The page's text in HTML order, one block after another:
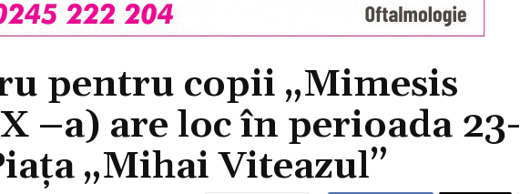
pentru copii „Mimesis
–a) are loc în perioada 23-
„Mihai Viteazul”